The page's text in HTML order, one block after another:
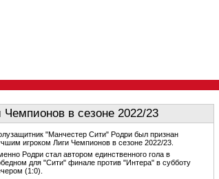
в сезоне 2022/23
"Манчестер Сити" Родри был признан
игроком Лиги Чемпионов в сезоне 2022/23.
Родри стал автором единственного гола в
для "Сити" финале против "Интера" в субботу
(1:0).